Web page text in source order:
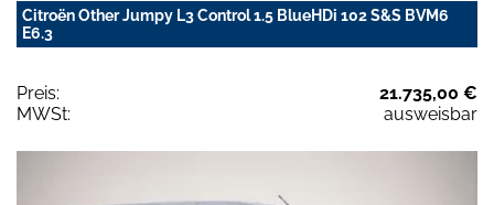
Citroën Other Jumpy L3 Control 1.5 BlueHDi 102 S&S BVM6
E6.3
Preis:
21.735,00 €
MWSt:
ausweisbar